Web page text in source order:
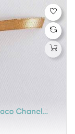
Chanel